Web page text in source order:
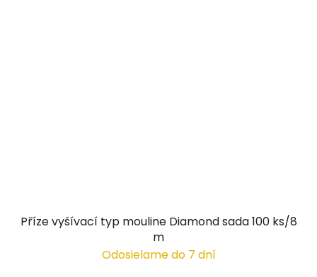
Příze vyšívací typ mouline Diamond sada 100 ks/8
m
Odosielame do 7 dní